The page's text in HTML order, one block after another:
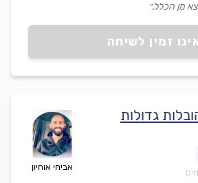
זמין לשיחה
מן הכלל.״
אביחי אוחיון
גדולות